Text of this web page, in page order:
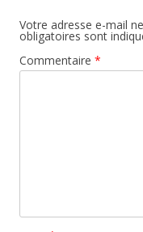
Votre adresse e-mail
obligatoires sont
Commentaire *